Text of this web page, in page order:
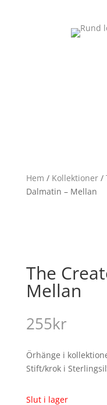
Hem / Kollektioner/
Dalmatin – Mellan
The
Mellan
255kr
Örhänge i
Stift/krok i
Slut i lager